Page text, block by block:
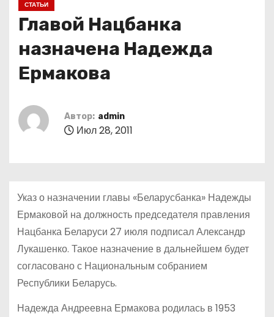
СТАТЬИ
Главой Нацбанка
назначена Надежда
Ермакова
Автор: admin
Июл 28, 2011
Указ о назначении главы «Беларусбанка» Надежды
Ермаковой на должность председателя правления
Нацбанка Беларуси 27 июля подписал Александр
Лукашенко. Такое назначение в дальнейшем будет
согласовано с Национальным собранием
Республики Беларусь.
Надежда Андреевна Ермакова родилась в 1953